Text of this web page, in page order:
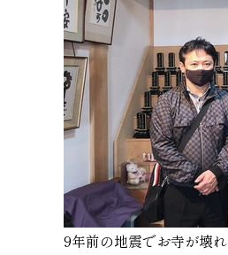
9年前の地震でお寺が壊れ